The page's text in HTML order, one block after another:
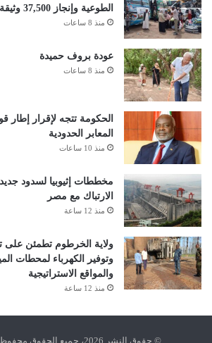
الطوعية وإنجاز 37,500 وثيقة سفر اضطرارية
منذ 8 ساعات
عودة بروف حميدة
منذ 8 ساعات
الحكومة تتجه لإقرار إطار
المعابر الحدودية
منذ 10 ساعات
مخططات إثيوبيا لسدود
الارتباك مع مصر
منذ 12 ساعة
ولاية الخرطوم تطمئن على
وتوفير الكهرباء لمحطات
والمواقع الاستراتيجية
منذ 12 ساعة
© حقوق النشر 2026، جميع الحقوق محفوظة | كوش نيوز